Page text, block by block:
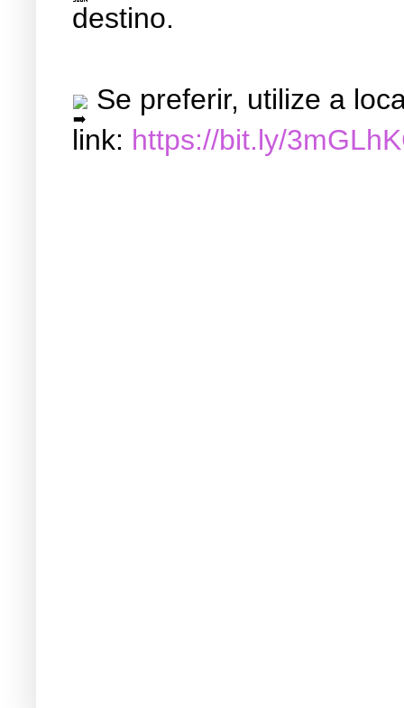
destino.
Se preferir, utilize a
link: https://bit.ly/